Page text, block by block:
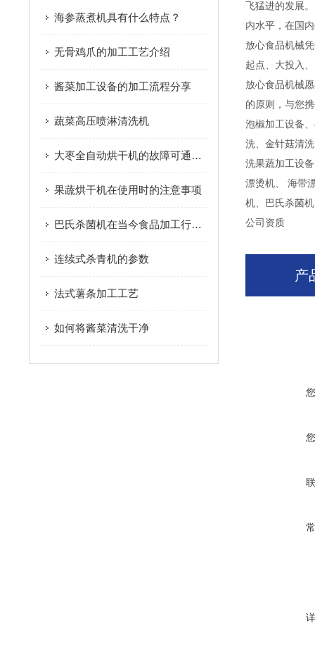
海参蒸煮机具有什么特点？
无骨鸡爪的加工工艺介绍
酱菜加工设备的加工流程分享
蔬菜高压喷淋清洗机
大枣全自动烘干机的故障可通过以下方法综合分析
果蔬烘干机在使用时的注意事项
巴氏杀菌机在当今食品加工行业的地位
连续式杀青机的参数
法式薯条加工工艺
如何将酱菜清洗干净
飞猛进的发展
内水平，在国
放心食品机械
起点、大投入
放心食品机械
的原则，与您
泡椒加工设备
洗、金针菇清
洗果蔬加工设
漂烫机、 海带
机、巴氏杀菌
公司资质
产